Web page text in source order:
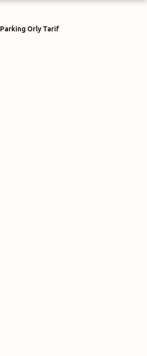
Parking Orly Tarif